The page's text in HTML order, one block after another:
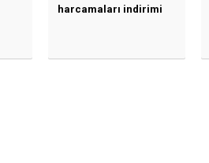
harcamaları indirimi